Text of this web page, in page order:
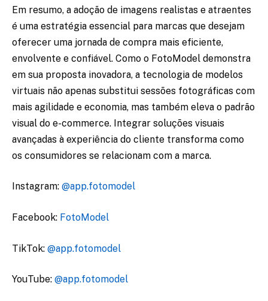
Em resumo, a adoção de imagens realistas e atraentes
é uma estratégia essencial para marcas que desejam
oferecer uma jornada de compra mais eficiente,
envolvente e confiável. Como o FotoModel demonstra
em sua proposta inovadora, a tecnologia de modelos
virtuais não apenas substitui sessões fotográficas com
mais agilidade e economia, mas também eleva o padrão
visual do e-commerce. Integrar soluções visuais
avançadas à experiência do cliente transforma como
os consumidores se relacionam com a marca.
Instagram: @app.fotomodel
Facebook: FotoModel
TikTok: @app.fotomodel
YouTube: @app.fotomodel